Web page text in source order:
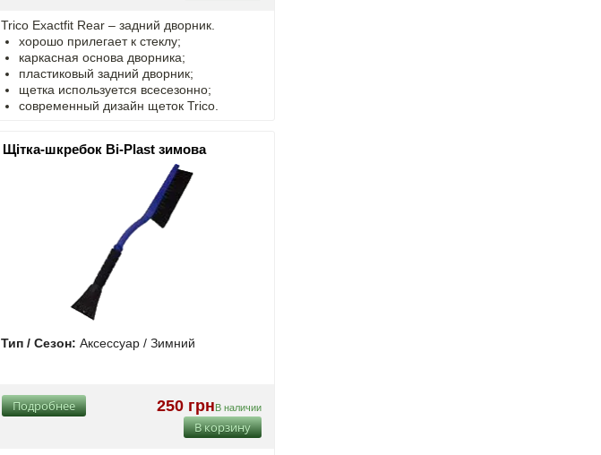
Trico Exactfit Rear – задний дворник.
хорошо прилегает к стеклу;
каркасная основа дворника;
пластиковый задний дворник;
щетка используется всесезонно;
современный дизайн щеток Trico.
Щітка-шкребок Bi-Plast зимова
Тип / Сезон: Аксессуар / Зимний
250 грнВ наличии
Подробнее
В корзину